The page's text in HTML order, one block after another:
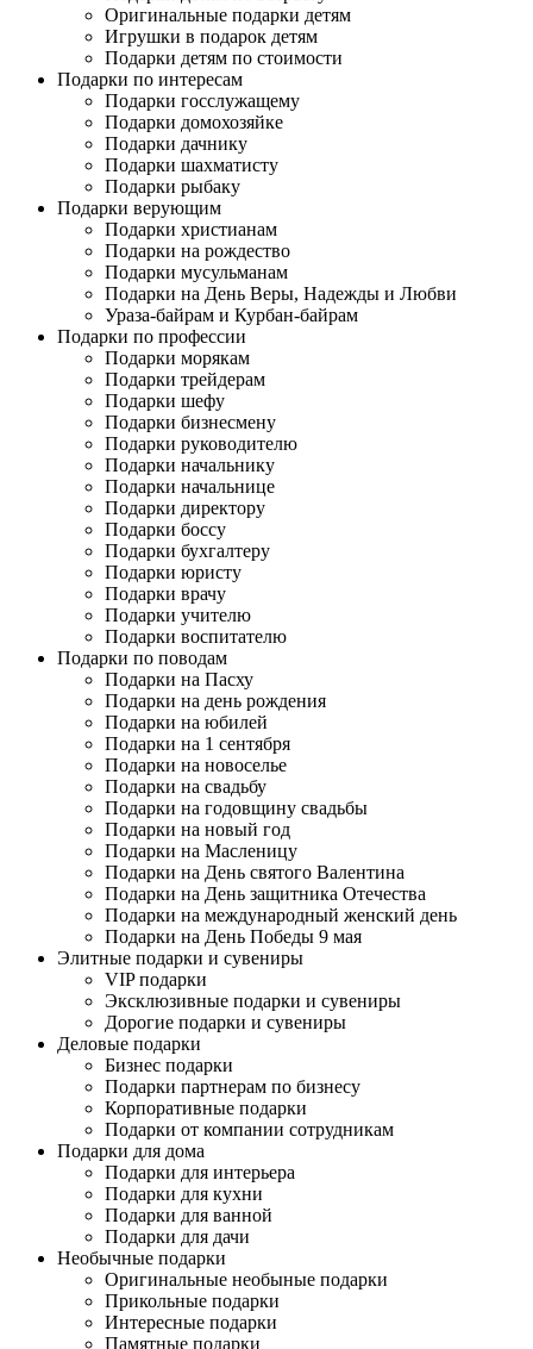
Оригинальные подарки детям
Игрушки в подарок детям
Подарки детям по стоимости
Подарки по интересам
Подарки госслужащему
Подарки домохозяйке
Подарки дачнику
Подарки шахматисту
Подарки рыбаку
Подарки верующим
Подарки христианам
Подарки на рождество
Подарки мусульманам
Подарки на День Веры, Надежды и Любви
Ураза-байрам и Курбан-байрам
Подарки по профессии
Подарки морякам
Подарки трейдерам
Подарки шефу
Подарки бизнесмену
Подарки руководителю
Подарки начальнику
Подарки начальнице
Подарки директору
Подарки боссу
Подарки бухгалтеру
Подарки юристу
Подарки врачу
Подарки учителю
Подарки воспитателю
Подарки по поводам
Подарки на Пасху
Подарки на день рождения
Подарки на юбилей
Подарки на 1 сентября
Подарки на новоселье
Подарки на свадьбу
Подарки на годовщину свадьбы
Подарки на новый год
Подарки на Масленицу
Подарки на День святого Валентина
Подарки на День защитника Отечества
Подарки на международный женский день
Подарки на День Победы 9 мая
Элитные подарки и сувениры
VIP подарки
Эксклюзивные подарки и сувениры
Дорогие подарки и сувениры
Деловые подарки
Бизнес подарки
Подарки партнерам по бизнесу
Корпоративные подарки
Подарки от компании сотрудникам
Подарки для дома
Подарки для интерьера
Подарки для кухни
Подарки для ванной
Подарки для дачи
Необычные подарки
Оригинальные необыные подарки
Прикольные подарки
Интересные подарки
Памятные подарки